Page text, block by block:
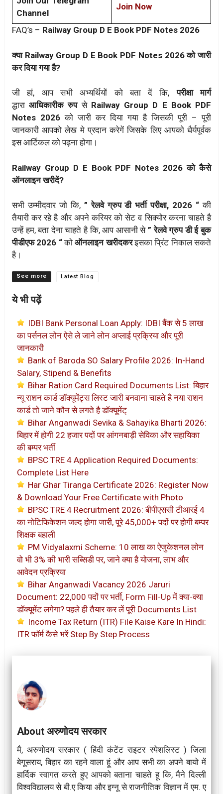
Channel
Join Now
FAQ’s – Railway Group D E Book PDF Notes 2026
क्या Railway Group D E Book PDF Notes 2026 को जारी
कर दिया गया है?
जी हां, आप सभी अभ्यर्थियों को बता दें कि, परीक्षा मार्ग
द्धाराआधिकारीक रुपसे Railway Group D E Book PDF
Notes 2026 को जारी कर दिया गया है जिसकी पूरी – पूरी
जानकारी आपको लेख मे प्रदान करेगें जिसके लिए आपको धैर्यपूर्वक
इस आर्टिकल को पढ़ना होगा।
Railway Group D E Book PDF Notes 2026 को कैसे
ऑनलाइन खरीदें?
सभी उम्मीदवार जो कि,” रेलवे ग्रुप डी भर्ती परीक्षा, 2026 “ की
तैयारी कर रहे है और अपने करियर को सेट व सिक्योर करना चाहते है
उन्हें हम, बता देना चाहते है कि, आप आसानी से ” रेलवे ग्रुप डी ई बुक
पीडीएफ 2026 “कोऑनलाइन खरीदकरइसका प्रिंट निकाल सकते
है।
Categories Latest Blog
ये भी पढ़ें
IDBI Bank Personal Loan Apply: IDBI बैंक से 5 लाख
का पर्सनल लोन ऐसे ले जाने लोन अप्लाई प्रक्रिया और पूरी
जानकारी
Bank of Baroda SO Salary Profile 2026: In-Hand
Salary, Stipend & Benefits
Bihar Ration Card Required Documents List: बिहार
न्यू राशन कार्ड डॉक्यूमेंट्स लिस्ट जारी बनवाना चाहते है नया राशन
कार्ड तो जाने कौन से लगते है डॉक्यूमेंट्
Bihar Anganwadi Sevika & Sahayika Bharti 2026:
बिहार में होगी 22 हजार पदों पर आंगनबाड़ी सेविका और सहायिका
की बम्पर भर्ती
BPSC TRE 4 Application Required Documents:
Complete List Here
Har Ghar Tiranga Certificate 2026: Register Now
& Download Your Free Certificate with Photo
BPSC TRE 4 Recruitment 2026: बीपीएससी टीआरई 4
का नोटिफिकेशन जल्द होगा जारी, पूरे 45,000+ पदों पर होगी बम्पर
शिक्षक बहाली
PM Vidyalaxmi Scheme: 10 लाख का ऐजुकेशनल लोन
वो भी 3% की भारी सब्सिडी पर, जाने क्या है योजना, लाभ और
आवेदन प्रक्रिया
Bihar Anganwadi Vacancy 2026 Jaruri
Document: 22,000 पदों पर भर्ती, Form Fill-Up में क्या-क्या
डॉक्यूमेंट लगेगा? पहले ही तैयार कर लें पूरी Documents List
Income Tax Return (ITR) File Kaise Kare In Hindi:
ITR फॉर्म कैसे भरें Step By Step Process
About अरुणोदय सरकार
मै, अरुणोदय सरकार ( हिंदी कंटेंट राइटर स्पेशलिस्ट ) जिला
बेगूसराय, बिहार का रहने वाला हूं और आप सभी का अपने बायो में
हार्दिक स्वागत करते हुए आपको बताना चाहते हू कि, मैने दिल्ली
विश्वविद्यालय से बी.ए किया और इग्नू से राजनीतिक विज्ञान में एम. ए